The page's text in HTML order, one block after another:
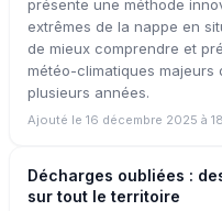
présente une méthode
extrêmes de la nappe en
de mieux comprendre et
météo-climatiques majeurs
plusieurs années.
Ajouté le 16 décembre 2025 à
Décharges oubliées :
sur tout le territoire